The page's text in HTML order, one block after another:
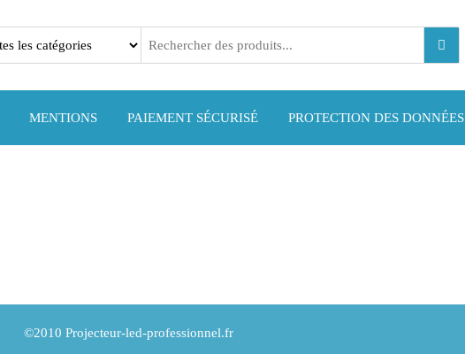
MENTIONS PAIEMENT SÉCURISÉ PROTECTION DES DONNÉES
©2010 Projecteur-led-professionnel.fr